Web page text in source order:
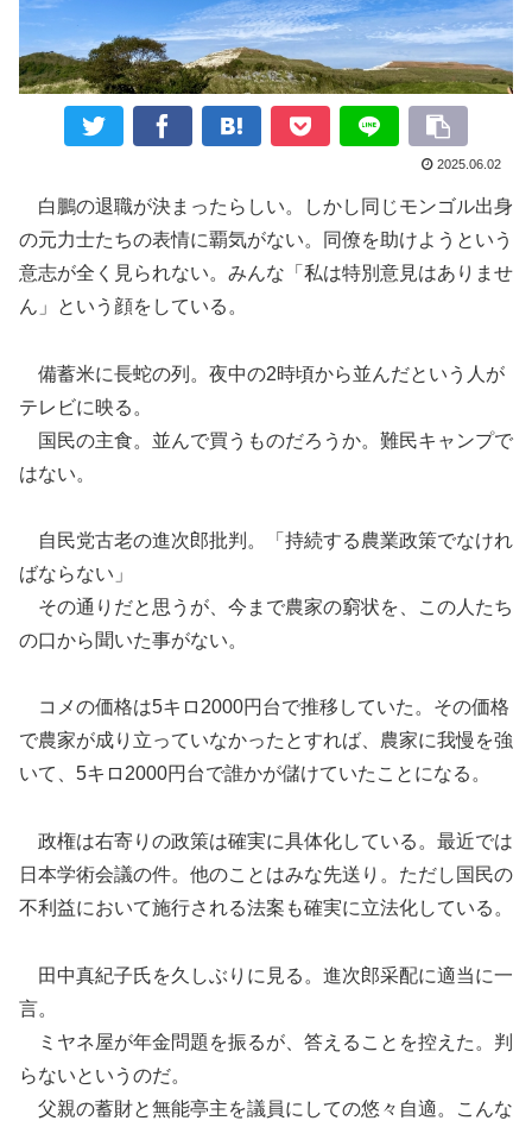
2025.06.02
白鵬の退職が決まったらしい。しかし同じモンゴル出身
の元力士たちの表情に覇気がない。同僚を助けようという
意志が全く見られない。みんな「私は特別意見はありませ
ん」という顔をしている。
備蓄米に長蛇の列。夜中の2時頃から並んだという人が
テレビに映る。
国民の主食。並んで買うものだろうか。難民キャンプで
はない。
自民党古老の進次郎批判。「持続する農業政策でなけれ
ばならない」
その通りだと思うが、今まで農家の窮状を、この人たち
の口から聞いた事がない。
コメの価格は5キロ2000円台で推移していた。その価格
で農家が成り立っていなかったとすれば、農家に我慢を強
いて、5キロ2000円台で誰かが儲けていたことになる。
政権は右寄りの政策は確実に具体化している。最近では
日本学術会議の件。他のことはみな先送り。ただし国民の
不利益において施行される法案も確実に立法化している。
田中真紀子氏を久しぶりに見る。進次郎采配に適当に一
言。
ミヤネ屋が年金問題を振るが、答えることを控えた。判
らないというのだ。
父親の蓄財と無能亭主を議員にしての悠々自適。こんな